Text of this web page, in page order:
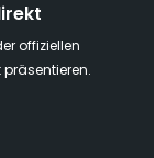
offiziellen